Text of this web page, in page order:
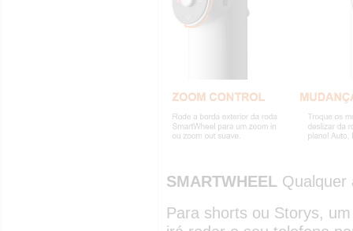
SMARTWHEEL Qualquer
Para shorts ou Storys,